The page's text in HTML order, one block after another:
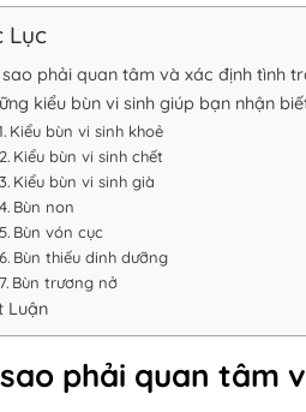
Lục
phải quan tâm và xác định tình
kiểu bùn vi sinh giúp bạn nhận
Kiểu bùn vi sinh khoẻ
Kiểu bùn vi sinh chết
Kiểu bùn vi sinh già
Bùn non
Bùn vón cục
Bùn thiếu dinh dưỡng
Bùn trương nở
Luận
phải quan tâm